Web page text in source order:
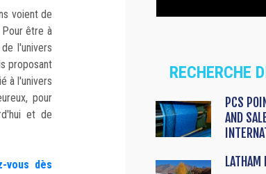
voient de
être à
l'univers
proposant
à l'univers
pour
et de
vous dès
RECHERCHE
PCS
AND
LATHAM